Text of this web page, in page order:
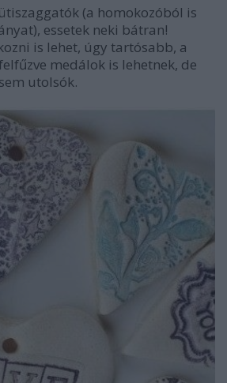
(a homokozóból is
essetek neki bátran!
is lehet, úgy tartósabb, a
medálok is lehetnek, de
utolsók.